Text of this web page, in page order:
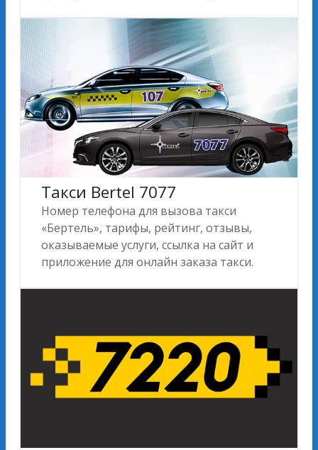
Такси Bertel 7077
Номер телефона для вызова такси
«Бертель», тарифы, рейтинг, отзывы,
оказываемые услуги, ссылка на сайт и
приложение для онлайн заказа такси.